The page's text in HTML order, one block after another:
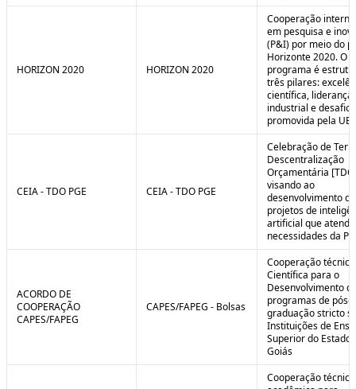
HORIZON 2020 HORIZON 2020
Cooperação
em pesquisa e
(P&I) por meio do
Horizonte 2020. O
programa é
três pilares:
científica, liderança
industrial e
promovida pela UE.
CEIA - TDO PGE CEIA - TDO PGE
Celebração de
Descentralização
Orçamentária
visando ao
desenvolvimento de
projetos de
artificial que
necessidades da
ACORDO DE
COOPERAÇÃO
CAPES/FAPEG
CAPES/FAPEG - Bolsas
Cooperação
Científica para o
Desenvolvimento
programas de pós-
graduação stricto
Instituições de
Superior do Estado
Goiás
Cooperação